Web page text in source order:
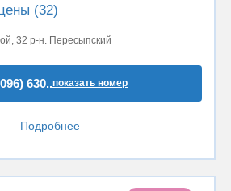
(32)
32 р-н. Пересыпский
630..показать номер
Подробнее